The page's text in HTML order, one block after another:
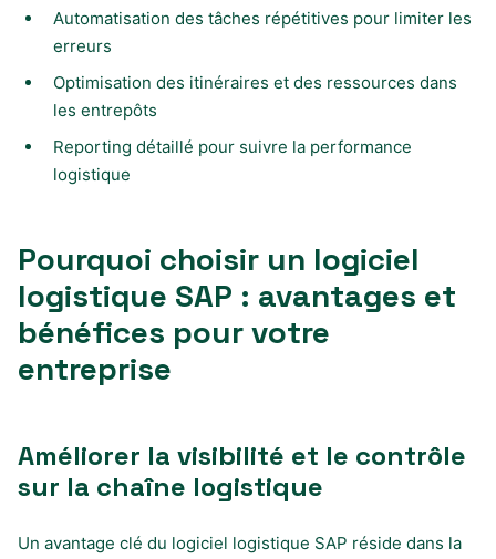
Automatisation des tâches répétitives pour limiter les
erreurs
Optimisation des itinéraires et des ressources dans
les entrepôts
Reporting détaillé pour suivre la performance
logistique
Pourquoi choisir un logiciel
logistique SAP : avantages et
bénéfices pour votre
entreprise
Améliorer la visibilité et le contrôle
sur la chaîne logistique
Un avantage clé du logiciel logistique SAP réside dans la